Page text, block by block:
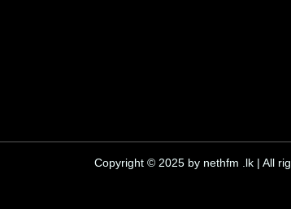
Copyright © 2025 by nethfm .lk | All